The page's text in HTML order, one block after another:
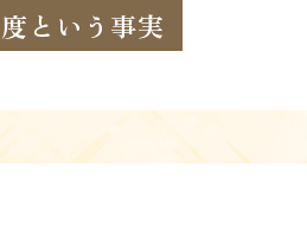
という事実